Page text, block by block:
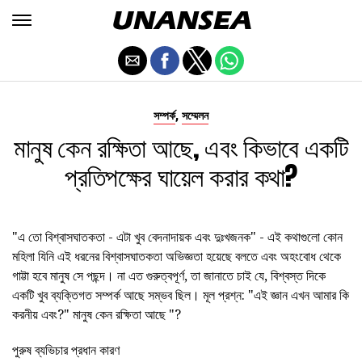
সম্পর্ক, সম্মেলন
মানুষ কেন রক্ষিতা আছে, এবং কিভাবে একটি
প্রতিপক্ষের ঘায়েল করার কথা?
"এ তো বিশ্বাসঘাতকতা - এটা খুব বেদনাদায়ক এবং দুঃখজনক" - এই কথাগুলো কোন
মহিলা যিনি এই ধরনের বিশ্বাসঘাতকতা অভিজ্ঞতা হয়েছে বলতে এবং অহংবোধ থেকে
গাট্টা হবে মানুষ সে পছন্দ। না এত গুরুত্বপূর্ণ, তা জানাতে চাই যে, বিশ্বস্ত দিকে
একটি খুব ব্যক্তিগত সম্পর্ক আছে সম্ভব ছিল। মূল প্রশ্ন: "এই জ্ঞান এখন আমার কি
করনীয় এবং?" মানুষ কেন রক্ষিতা আছে "?
পুরুষ ব্যভিচার প্রধান কারণ